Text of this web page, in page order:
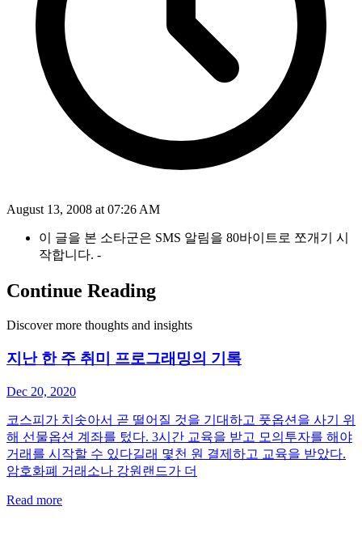
August 13, 2008 at 07:26 AM
이 글을 본 소타군은 SMS 알림을 80바이트로 쪼개기 시
작합니다. -
Continue Reading
Discover more thoughts and insights
지난 한 주 취미 프로그래밍의 기록
Dec 20, 2020
코스피가 치솟아서 곧 떨어질 것을 기대하고 풋옵션을 사기 위
해 선물옵션 계좌를 텄다. 3시간 교육을 받고 모의투자를 해야
거래를 시작할 수 있다길래 몇천 원 결제하고 교육을 받았다.
암호화폐 거래소나 강원랜드가 더
Read more